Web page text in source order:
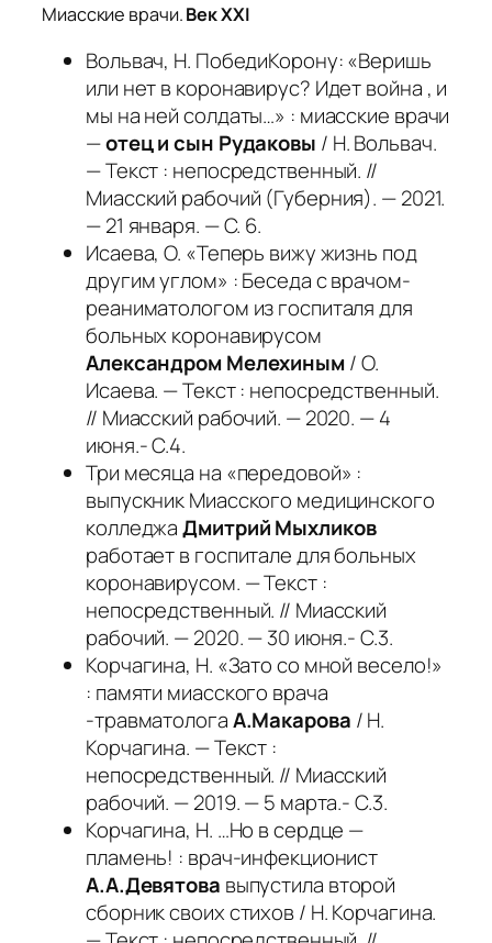
Миасские врачи.Век XXI
Вольвач, Н. ПобедиКорону: «Веришь
или нет в коронавирус? Идет война , и
мы на ней солдаты…» : миасские врачи
—отец и сын Рудаковы / Н. Вольвач.
— Текст : непосредственный. //
Миасский рабочий (Губерния). — 2021.
— 21 января. — С. 6.
Исаева, О. «Теперь вижу жизнь под
другим углом» : Беседа с врачом-
реаниматологом из госпиталя для
больных коронавирусом
Александром Мелехиным/ О.
Исаева. — Текст : непосредственный.
// Миасский рабочий. — 2020. — 4
июня.- С.4.
Три месяца на «передовой» :
выпускник Миасского медицинского
колледжаДмитрий Мыхликов
работает в госпитале для больных
коронавирусом. — Текст :
непосредственный. // Миасский
рабочий. — 2020. — 30 июня.- С.3.
Корчагина, Н. «Зато со мной весело!»
: памяти миасского врача
-травматологаА.Макарова / Н.
Корчагина. — Текст :
непосредственный. // Миасский
рабочий. — 2019. — 5 марта.- С.3.
Корчагина, Н. …Но в сердце —
пламень! : врач-инфекционист
А.А.Девятова выпустила второй
сборник своих стихов / Н. Корчагина.